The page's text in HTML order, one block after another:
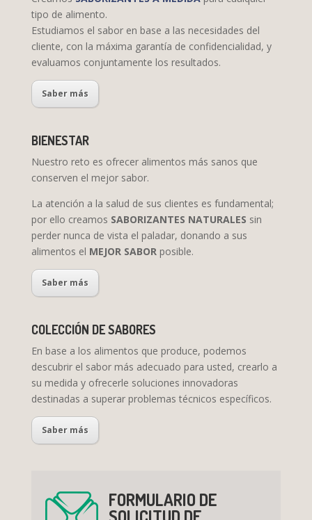
tipo de alimento.
Estudiamos el sabor en base a las necesidades del
cliente, con la máxima garantía de confidencialidad, y
evaluamos conjuntamente los resultados.
Saber más
BIENESTAR
Nuestro reto es ofrecer alimentos más sanos que
conserven el mejor sabor.
La atención a la salud de sus clientes es fundamental;
por ello creamos SABORIZANTES NATURALES sin
perder nunca de vista el paladar, donando a sus
alimentos el MEJOR SABORposible.
Saber más
COLECCIÓN DE SABORES
En base a los alimentos que produce, podemos
descubrir el sabor más adecuado para usted, crearlo a
su medida y ofrecerle soluciones innovadoras
destinadas a superar problemas técnicos específicos.
Saber más
FORMULARIO DE